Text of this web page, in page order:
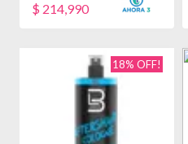
$ 214,990
18% OFF!